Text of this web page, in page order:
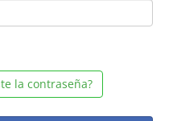
la contraseña?